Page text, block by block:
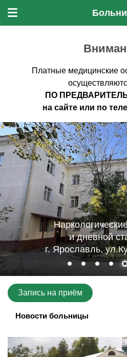
Меню
Платные медицинские
ПО
на сайте или по
и дневной
г. Ярославль,
Запись на приём
Новости больницы